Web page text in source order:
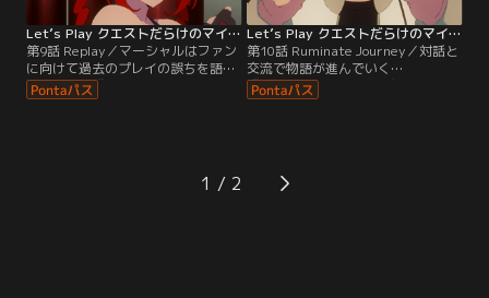
Let’s Play クエストだらけのマイライフ 第09話
第9話 Replay／マーシャルはファン
に向けて過去のプレイの誤ちを語
り、ついに『RUMINATE』のリプレ
イを始める。一方、サムはチャール
Let’s Play クエストだらけのマイライフ 第10話
第10話 Ruminate Journey／対話と
交流で物語が進んでいく
『RUMINATE』の世界に魅了される
マーシャル。しかし、時折姿を現す
サム。緊張の中、勇気を出して発言
するが--。
1